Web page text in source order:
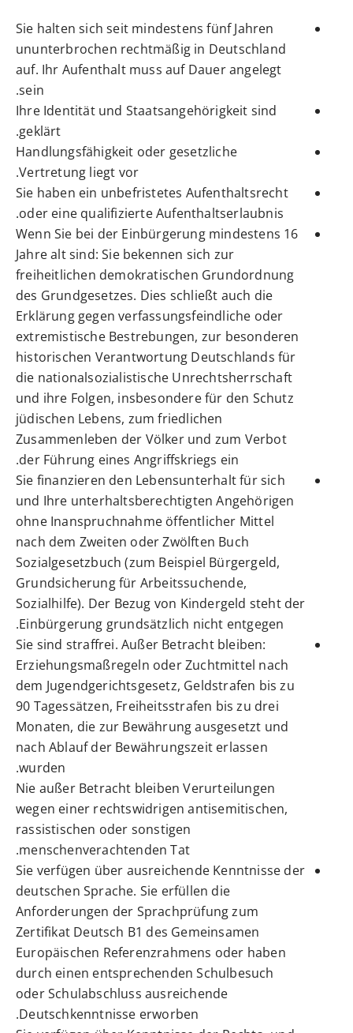
Sie halten sich seit mindestens fünf Jahren
ununterbrochen rechtmäßig in Deutschland
auf. Ihr Aufenthalt muss auf Dauer angelegt
sein.
Ihre Identität und Staatsangehörigkeit sind
geklärt.
Handlungsfähigkeit oder gesetzliche
Vertretung liegt vor.
Sie haben ein unbefristetes Aufenthaltsrecht
oder eine qualifizierte Aufenthaltserlaubnis.
Wenn Sie bei der Einbürgerung mindestens 16
Jahre alt sind: Sie bekennen sich zur
freiheitlichen demokratischen Grundordnung
des Grundgesetzes. Dies schließt auch die
Erklärung gegen verfassungsfeindliche oder
extremistische Bestrebungen, zur besonderen
historischen Verantwortung Deutschlands für
die nationalsozialistische Unrechtsherrschaft
und ihre Folgen, insbesondere für den Schutz
jüdischen Lebens, zum friedlichen
Zusammenleben der Völker und zum Verbot
der Führung eines Angriffskriegs ein.
Sie finanzieren den Lebensunterhalt für sich
und Ihre unterhaltsberechtigten Angehörigen
ohne Inanspruchnahme öffentlicher Mittel
nach dem Zweiten oder Zwölften Buch
Sozialgesetzbuch (zum Beispiel Bürgergeld,
Grundsicherung für Arbeitssuchende,
Sozialhilfe). Der Bezug von Kindergeld steht der
Einbürgerung grundsätzlich nicht entgegen.
Sie sind straffrei. Außer Betracht bleiben:
Erziehungsmaßregeln oder Zuchtmittel nach
dem Jugendgerichtsgesetz, Geldstrafen bis zu
90 Tagessätzen, Freiheitsstrafen bis zu drei
Monaten, die zur Bewährung ausgesetzt und
nach Ablauf der Bewährungszeit erlassen
wurden.
Nie außer Betracht bleiben Verurteilungen
wegen einer rechtswidrigen antisemitischen,
rassistischen oder sonstigen
menschenverachtenden Tat.
Sie verfügen über ausreichende Kenntnisse der
deutschen Sprache. Sie erfüllen die
Anforderungen der Sprachprüfung zum
Zertifikat Deutsch B1 des Gemeinsamen
Europäischen Referenzrahmens oder haben
durch einen entsprechenden Schulbesuch
oder Schulabschluss ausreichende
Deutschkenntnisse erworben.